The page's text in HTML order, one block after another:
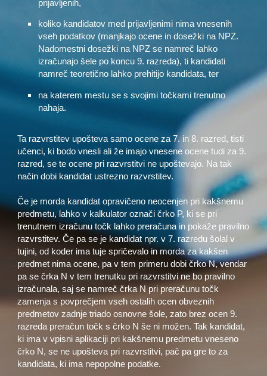
prijavljenih,
koliko kandidatov med prijavljenimi nima vnesenih
vseh podatkov (manjkajo ocene in dosežki na NPZ.
Nadomestni dosežki na NPZ se namreč lahko
izračunajo šele po koncu 9. razreda), ti kandidati
namreč teoretično lahko prehitijo kandidata, ter
na katerem mestu se s svojimi točkami trenutno
nahaja.
Ta razvrstitev upošteva samo ocene za 7. in 8. razred, tisti
učenci, ki bodo vnesli ali že imajo vnesene ocene tudi za 9.
razred, se te ocene pri razvrstitvi ne upoštevajo. Na tak
način dobi kandidat ustrezno razvrstitev.
Če je morda kandidat opravičeno neocenjen pri kakšnemu
predmetu, lahko v kalkulator označi črko P, ki se pri
trenutnem izračunu točk lahko preračuna in pokaže pravilno
razvrstitev. Če pa se je kandidat npr. v 7. razredu šolal v
tujini, od koder ima tuje spričevalo in morda za kakšen
predmet nima ocene, pa v tem primeru dobi črko N, vendar
pa se črka N v tem trenutku pri razvrstitvi ne bo pravilno
izračunala, saj se namreč črka N pri preračunu točk
zamenja s povprečjem vseh ostalih ocen obveznih
predmetov zadnje triado osnovne šole, zato brez ocen 9.
razreda preračun točk s črko N še ni možen. Tak kandidat,
ki ima v vpisni aplikaciji pri kakšnemu predmetu vneseno
črko N, se ne upošteva pri razvrstitvi, pač pa gre to za
kandidata, ki ima nepopolne podatke.